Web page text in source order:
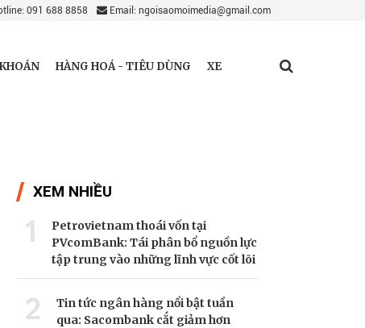
091 688 8858 Email: ngoisaomoimedia@gmail.com
HÀNG HOÁ - TIÊU DÙNG XE
XEM NHIỀU
1
Petrovietnam thoái vốn tại
PVcomBank: Tái phân bổ nguồn lực
tập trung vào những lĩnh vực cốt lõi
2
Tin tức ngân hàng nổi bật tuần
qua: Sacombank cắt giảm hơn